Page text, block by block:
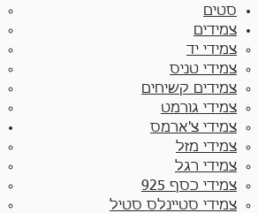
סטים
צמידים
צמידי יד​
צמידי טניס
צמידים קשיחים
צמידי גורמט
צמידי צ'ארמס
צמידי מזל
צמידי רגל
צמידי כסף 925
צמידי סטיינלס סטיל